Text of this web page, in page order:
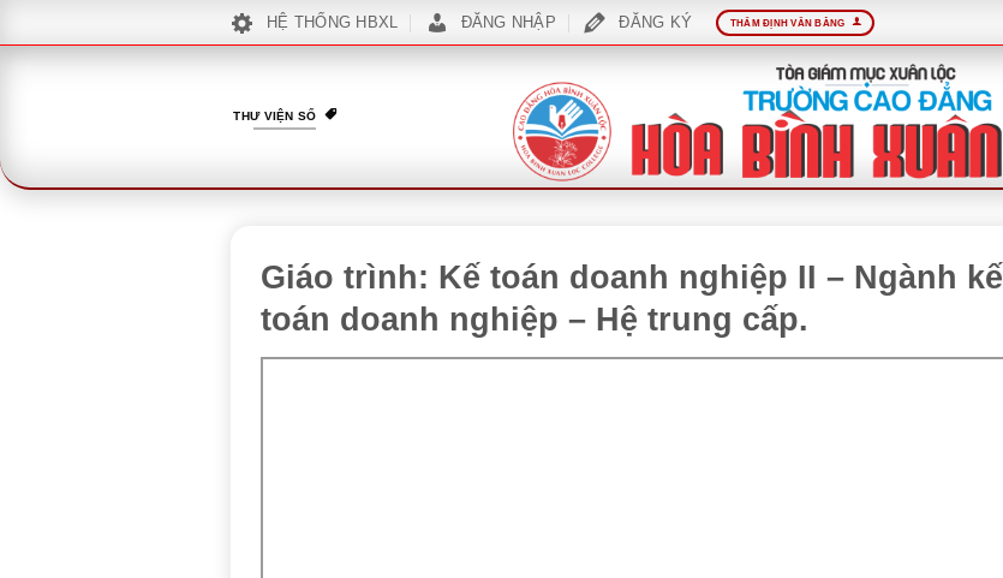
qua
HỆ THỐNG HBXL ĐĂNG NHẬP ĐĂNG KÝ THẨM ĐỊNH VĂN BẰNG
THƯ VIỆN SỐ
Giáo trình: Kế toán doanh nghiệp II – Ngành kế
toán doanh nghiệp – Hệ trung cấp.